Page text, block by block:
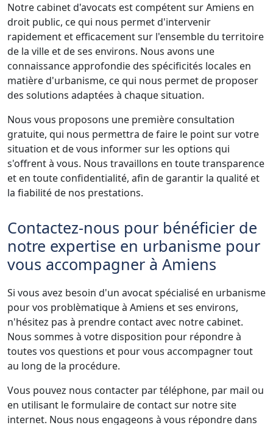
Notre cabinet d'avocats est compétent sur Amiens en
droit public, ce qui nous permet d'intervenir
rapidement et efficacement sur l'ensemble du territoire
de la ville et de ses environs. Nous avons une
connaissance approfondie des spécificités locales en
matière d'urbanisme, ce qui nous permet de proposer
des solutions adaptées à chaque situation.
Nous vous proposons une première consultation
gratuite, qui nous permettra de faire le point sur votre
situation et de vous informer sur les options qui
s'offrent à vous. Nous travaillons en toute transparence
et en toute confidentialité, afin de garantir la qualité et
la fiabilité de nos prestations.
Contactez-nous pour bénéficier de
notre expertise en urbanisme pour
vous accompagner à Amiens
Si vous avez besoin d'un avocat spécialisé en urbanisme
pour vos problèmatique à Amiens et ses environs,
n'hésitez pas à prendre contact avec notre cabinet.
Nous sommes à votre disposition pour répondre à
toutes vos questions et pour vous accompagner tout
au long de la procédure.
Vous pouvez nous contacter par téléphone, par mail ou
en utilisant le formulaire de contact sur notre site
internet. Nous nous engageons à vous répondre dans